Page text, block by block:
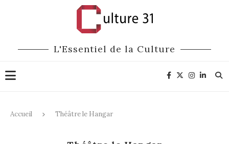
L'Essentiel de la Culture
Accueil Théâtre le Hangar